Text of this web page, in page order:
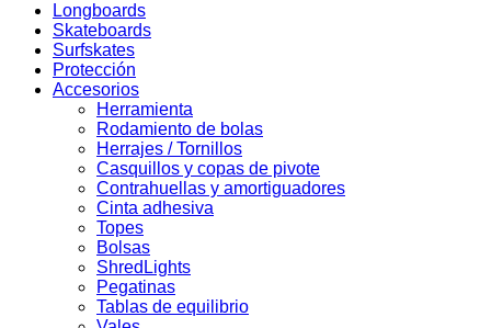
Longboards
Skateboards
Surfskates
Protección
Accesorios
Herramienta
Rodamiento de bolas
Herrajes / Tornillos
Casquillos y copas de pivote
Contrahuellas y amortiguadores
Cinta adhesiva
Topes
Bolsas
ShredLights
Pegatinas
Tablas de equilibrio